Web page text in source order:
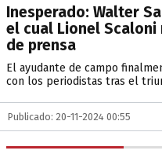
Inesperado: Walter
el cual Lionel
de prensa
El ayudante de campo
con los periodistas tras el
Publicado: 20-11-2024 00:55